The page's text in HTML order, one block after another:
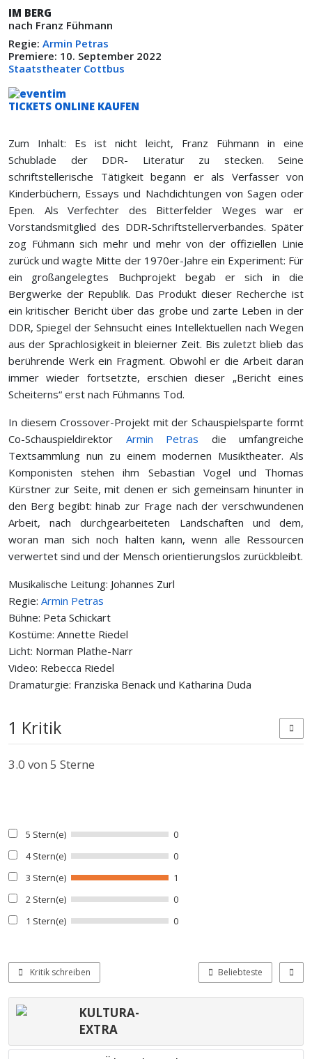
IM BERG
nach Franz Fühmann
Regie: Armin Petras
Premiere: 10. September 2022
Staatstheater Cottbus
TICKETS ONLINE KAUFEN
Zum Inhalt: Es ist nicht leicht, Franz Fühmann in eine
Schublade der DDR- Literatur zu stecken. Seine
schriftstellerische Tätigkeit begann er als Verfasser von
Kinderbüchern, Essays und Nachdichtungen von Sagen oder
Epen. Als Verfechter des Bitterfelder Weges war er
Vorstandsmitglied des DDR-Schriftstellerverbandes. Später
zog Fühmann sich mehr und mehr von der offiziellen Linie
zurück und wagte Mitte der 1970er-Jahre ein Experiment: Für
ein großangelegtes Buchprojekt begab er sich in die
Bergwerke der Republik. Das Produkt dieser Recherche ist
ein kritischer Bericht über das grobe und zarte Leben in der
DDR, Spiegel der Sehnsucht eines Intellektuellen nach Wegen
aus der Sprachlosigkeit in bleierner Zeit. Bis zuletzt blieb das
berührende Werk ein Fragment. Obwohl er die Arbeit daran
immer wieder fortsetzte, erschien dieser „Bericht eines
Scheiterns“ erst nach Fühmanns Tod.
In diesem Crossover-Projekt mit der Schauspielsparte formt
Co-Schauspieldirektor Armin Petras die umfangreiche
Textsammlung nun zu einem modernen Musiktheater. Als
Komponisten stehen ihm Sebastian Vogel und Thomas
Kürstner zur Seite, mit denen er sich gemeinsam hinunter in
den Berg begibt: hinab zur Frage nach der verschwundenen
Arbeit, nach durchgearbeiteten Landschaften und dem,
woran man sich noch halten kann, wenn alle Ressourcen
verwertet sind und der Mensch orientierungslos zurückbleibt.
Musikalische Leitung: Johannes Zurl
Regie: Armin Petras
Bühne: Peta Schickart
Kostüme: Annette Riedel
Licht: Norman Plathe-Narr
Video: Rebecca Riedel
Dramaturgie: Franziska Benack und Katharina Duda
1 Kritik
3.0 von 5 Sterne
5 Stern(e)
0
4 Stern(e)
0
3 Stern(e)
1
2 Stern(e)
0
1 Stern(e)
0
Kritik schreiben Beliebteste
KULTURA-
EXTRA